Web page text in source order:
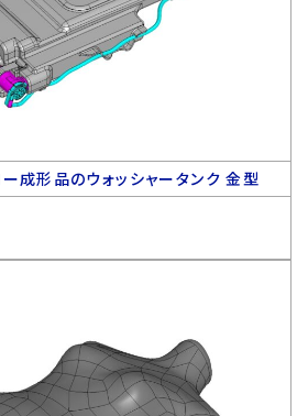
成形品のウォッシャータンク 金型